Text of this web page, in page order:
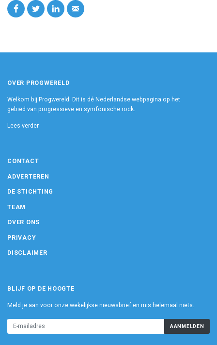
OVER PROGWERELD
Welkom bij Progwereld. Dit is dé Nederlandse webpagina op het
gebied van progressieve en symfonische rock.
Lees verder
CONTACT
ADVERTEREN
DE STICHTING
TEAM
OVER ONS
PRIVACY
DISCLAIMER
BLIJF OP DE HOOGTE
Meld je aan voor onze wekelijkse nieuwsbrief en mis helemaal niets.
AANMELDEN